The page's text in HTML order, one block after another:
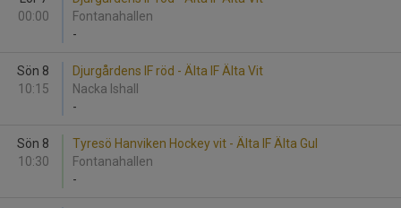
00:00
Fontanahallen
-
Sön 8
10:15
Djurgårdens IF röd - Älta IF Älta Vit
Nacka Ishall
-
Sön 8
10:30
Tyresö Hanviken Hockey vit - Älta IF Älta Gul
Fontanahallen
-